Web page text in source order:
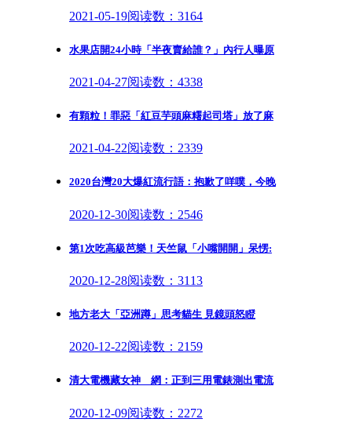
2021-05-19阅读数：3164
水果店開24小時「半夜賣給誰？」內行人曝原
2021-04-27阅读数：4338
有顆粒！罪惡「紅豆芋頭麻糬起司塔」放了麻
2021-04-22阅读数：2339
2020台灣20大爆紅流行語：抱歉了咩噗，今晚
2020-12-30阅读数：2546
第1次吃高級芭樂！天竺鼠「小嘴開開」呆愣:
2020-12-28阅读数：3113
地方老大「亞洲蹲」思考貓生 見鏡頭怒瞪
2020-12-22阅读数：2159
清大電機藏女神 網：正到三用電錶測出電流
2020-12-09阅读数：2272